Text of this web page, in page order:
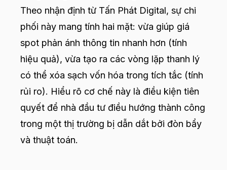
Theo nhận định từ Tấn Phát Digital, sự chi
phối này mang tính hai mặt: vừa giúp giá
spot phản ánh thông tin nhanh hơn (tính
hiệu quả), vừa tạo ra các vòng lặp thanh lý
có thể xóa sạch vốn hóa trong tích tắc (tính
rủi ro). Hiểu rõ cơ chế này là điều kiện tiên
quyết để nhà đầu tư điều hướng thành công
trong một thị trường bị dẫn dắt bởi đòn bẩy
và thuật toán.